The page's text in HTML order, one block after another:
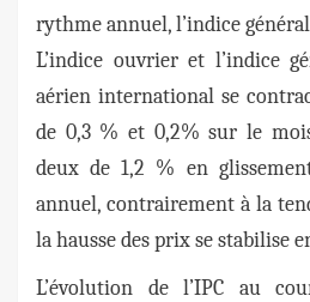
rythme annuel, l’indice général
L’indice ouvrier et l’indice
aérien international se
de 0,3 % et 0,2% sur le
deux de 1,2 % en
annuel, contrairement à la
la hausse des prix se stabilise
L’évolution de l’IPC au